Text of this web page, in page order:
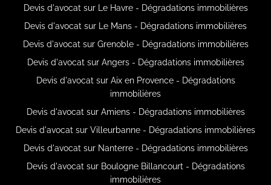
Devis d'avocat sur Le Havre - Dégradations immobilières
Devis d'avocat sur Le Mans - Dégradations immobilières
Devis d'avocat sur Grenoble - Dégradations immobilières
Devis d'avocat sur Angers - Dégradations immobilières
Devis d'avocat sur Aix en Provence - Dégradations
immobilières
Devis d'avocat sur Amiens - Dégradations immobilières
Devis d'avocat sur Villeurbanne - Dégradations immobilières
Devis d'avocat sur Nanterre - Dégradations immobilières
Devis d'avocat sur Boulogne Billancourt - Dégradations
immobilières